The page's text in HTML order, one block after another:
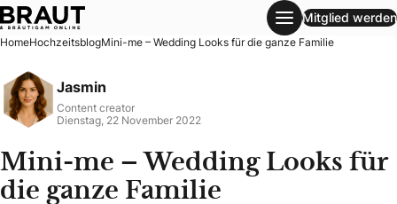
Mini-me – Wedding Looks für die ganze Familie
Mitglied werden
HomeHochzeitsblogMini-me – Wedding Looks für die ganze Familie
Jasmin
Content creator
Dienstag, 22 November 2022
Mini-me – Wedding Looks für
die ganze Familie